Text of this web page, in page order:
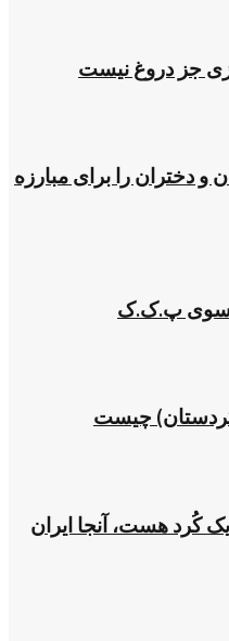
جز دروغ نیست
دختران را برای مبارزه
از سوی پ.ک.ک
چیست
کُرد هست، آنجا ایران